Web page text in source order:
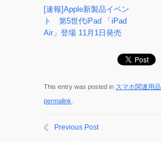
[速報]Apple新製品イベン
ト 第5世代iPad 「iPad
Air」登場 11月1日発売
This entry was posted in スマホ関連用品
permalink
Previous Post